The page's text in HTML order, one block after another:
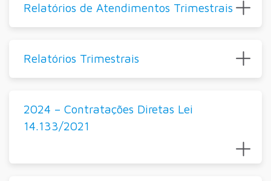
Relatórios de Atendimentos Trimestrais
Relatórios Trimestrais
2024 – Contratações Diretas Lei
14.133/2021